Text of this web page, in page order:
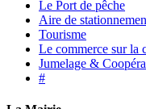
Le Port de pêche
Aire de
Tourisme
Le commerce sur la
Jumelage &
#